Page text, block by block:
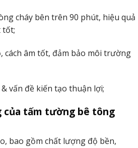
cháy bên trên 90 phút, hiệu quả
tốt;
cách âm tốt, đảm bảo môi trường
vấn đề kiến tạo thuận lợi;
của tấm tường bê tông
bao gồm chất lượng độ bền,